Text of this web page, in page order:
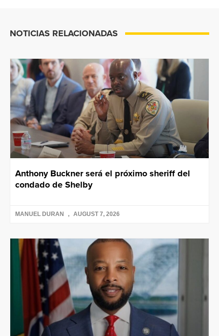
NOTICIAS RELACIONADAS
Anthony Buckner será el próximo sheriff del
condado de Shelby
MANUEL DURAN AUGUST 7, 2026